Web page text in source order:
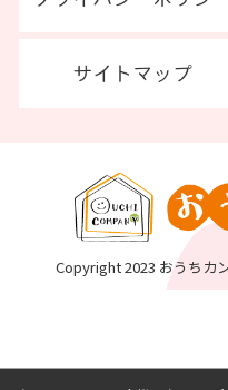
Copyright 2023 おうちカ